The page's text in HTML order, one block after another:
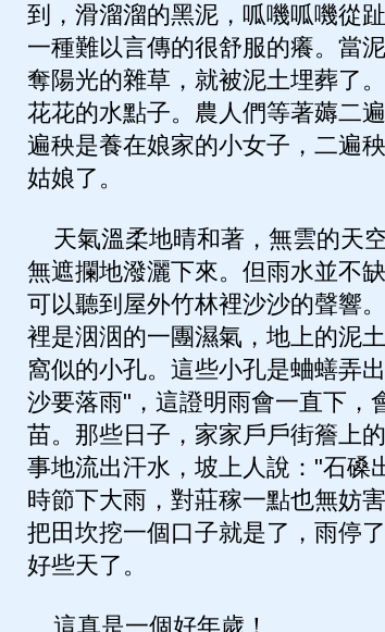
到，滑溜溜的黑泥，呱嘰呱嘰從
一種難以言傳的很舒服的癢。當
奪陽光的雜草，就被泥土埋葬了
花花的水點子。農人們等著薅二
遍秧是養在娘家的小女子，二遍
姑娘了。
天氣溫柔地晴和著，無雲的天
無遮攔地潑灑下來。但雨水並不
可以聽到屋外竹林裡沙沙的聲響
裡是洇洇的一團濕氣，地上的泥
窩似的小孔。這些小孔是蛐蟮弄
沙要落雨"，這證明雨會一直下，
苗。那些日子，家家戶戶街簷上
事地流出汗水，坡上人說："石磉
時節下大雨，對莊稼一點也無妨
把田坎挖一個口子就是了，雨停
好些天了。
這真是一個好年歲！